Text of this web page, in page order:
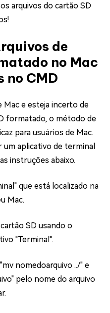
arquivos do cartão SD
de
no Mac
no CMD
Mac e esteja incerto de
formatado, o método de
para usuários de Mac.
um aplicativo de terminal
instruções abaixo.
que está localizado na
Mac.
SD usando o
"Terminal".
nomedoarquivo ../" e
pelo nome do arquivo